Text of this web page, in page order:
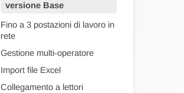
versione Base
Fino a 3 postazioni di lavoro in
rete
Gestione multi-operatore
Import file Excel
Collegamento a lettori